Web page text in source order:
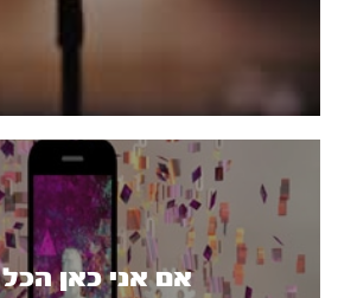
אם אני כאן